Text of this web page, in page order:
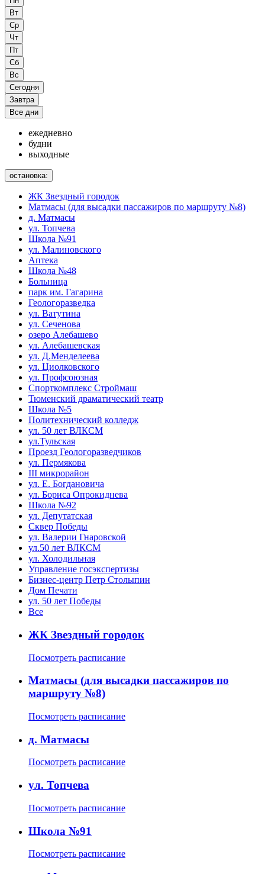
Вт
Ср
Чт
Пт
Сб
Вс
Сегодня
Завтра
Все дни
ежедневно
будни
выходные
остановка:
ЖК Звездный городок
Матмасы (для высадки пассажиров по маршруту №8)
д. Матмасы
ул. Топчева
Школа №91
ул. Малиновского
Аптека
Школа №48
Больница
парк им. Гагарина
Геологоразведка
ул. Ватутина
ул. Сеченова
озеро Алебашево
ул. Алебашевская
ул. Д.Менделеева
ул. Циолковского
ул. Профсоюзная
Спорткомплекс Строймаш
Тюменский драматический театр
Школа №5
Политехнический колледж
ул. 50 лет ВЛКСМ
ул.Тульская
Проезд Геологоразведчиков
ул. Пермякова
III микрорайон
ул. Е. Богдановича
ул. Бориса Опрокиднева
Школа №92
ул. Депутатская
Сквер Победы
ул. Валерии Гнаровской
ул.50 лет ВЛКСМ
ул. Холодильная
Управление госэкспертизы
Бизнес-центр Петр Столыпин
Дом Печати
ул. 50 лет Победы
Все
ЖК Звездный городок
Посмотреть расписание
Матмасы (для высадки пассажиров по
маршруту №8)
Посмотреть расписание
д. Матмасы
Посмотреть расписание
ул. Топчева
Посмотреть расписание
Школа №91
Посмотреть расписание